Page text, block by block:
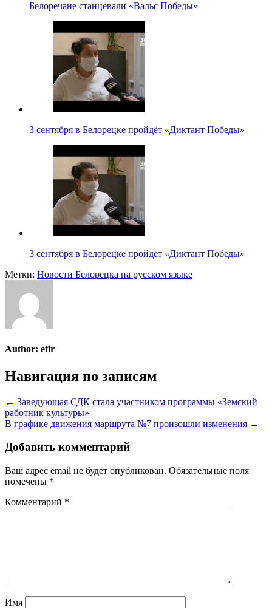
Белоречане станцевали «Вальс Победы»
3 сентября в Белорецке пройдёт «Диктант Победы»
3 сентября в Белорецке пройдёт «Диктант Победы»
Метки: Новости Белорецка на русском языке
Author: efir
Навигация по записям
← Заведующая СДК стала участником программы «Земский
работник культуры»
В графике движения маршрута №7 произошли изменения →
Добавить комментарий
Ваш адрес email не будет опубликован. Обязательные поля
помечены *
Комментарий *
Имя